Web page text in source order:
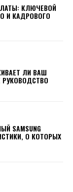
КЛЮЧЕВОЙ
И КАДРОВОГО
ЛИ ВАШ
РУКОВОДСТВО
SAMSUNG
О КОТОРЫХ